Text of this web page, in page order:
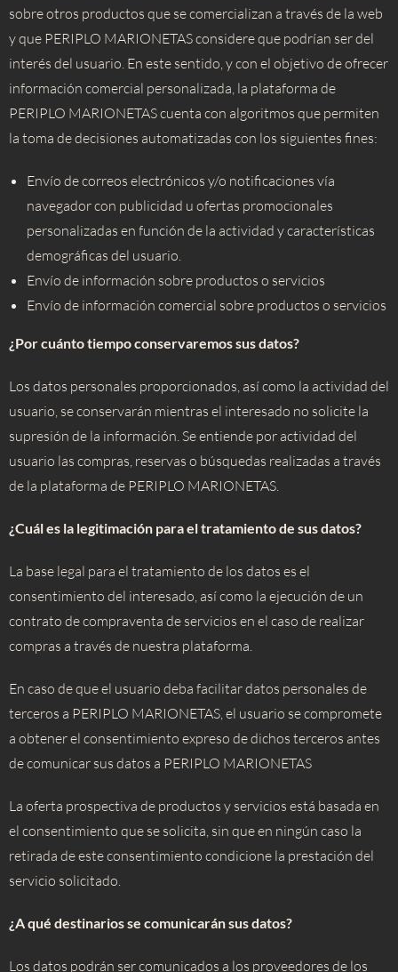
sobre otros productos que se comercializan a través de la web
y que PERIPLO MARIONETAS considere que podrían ser del
interés del usuario. En este sentido, y con el objetivo de ofrecer
información comercial personalizada, la plataforma de
PERIPLO MARIONETAS cuenta con algoritmos que permiten
la toma de decisiones automatizadas con los siguientes fines:
Envío de correos electrónicos y/o notificaciones vía
navegador con publicidad u ofertas promocionales
personalizadas en función de la actividad y características
demográficas del usuario.
Envío de información sobre productos o servicios
Envío de información comercial sobre productos o servicios
¿Por cuánto tiempo conservaremos sus datos?
Los datos personales proporcionados, así como la actividad del
usuario, se conservarán mientras el interesado no solicite la
supresión de la información. Se entiende por actividad del
usuario las compras, reservas o búsquedas realizadas a través
de la plataforma de PERIPLO MARIONETAS.
¿Cuál es la legitimación para el tratamiento de sus datos?
La base legal para el tratamiento de los datos es el
consentimiento del interesado, así como la ejecución de un
contrato de compraventa de servicios en el caso de realizar
compras a través de nuestra plataforma.
En caso de que el usuario deba facilitar datos personales de
terceros a PERIPLO MARIONETAS, el usuario se compromete
a obtener el consentimiento expreso de dichos terceros antes
de comunicar sus datos a PERIPLO MARIONETAS
La oferta prospectiva de productos y servicios está basada en
el consentimiento que se solicita, sin que en ningún caso la
retirada de este consentimiento condicione la prestación del
servicio solicitado.
¿A qué destinarios se comunicarán sus datos?
Los datos podrán ser comunicados a los proveedores de los